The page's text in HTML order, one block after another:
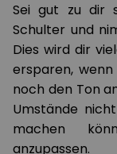
Sei gut zu dir
Schulter und
Dies wird dir
ersparen,
noch den Ton
Umstände
machen
anzupassen.